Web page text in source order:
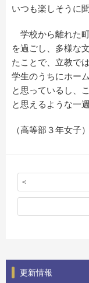
いつも楽しそうに
学校から離れた
を過ごし、多様な
たことで、立教で
学生のうちにホー
と思っているし、
と思えるような一
（高等部３年女子）
更新情報